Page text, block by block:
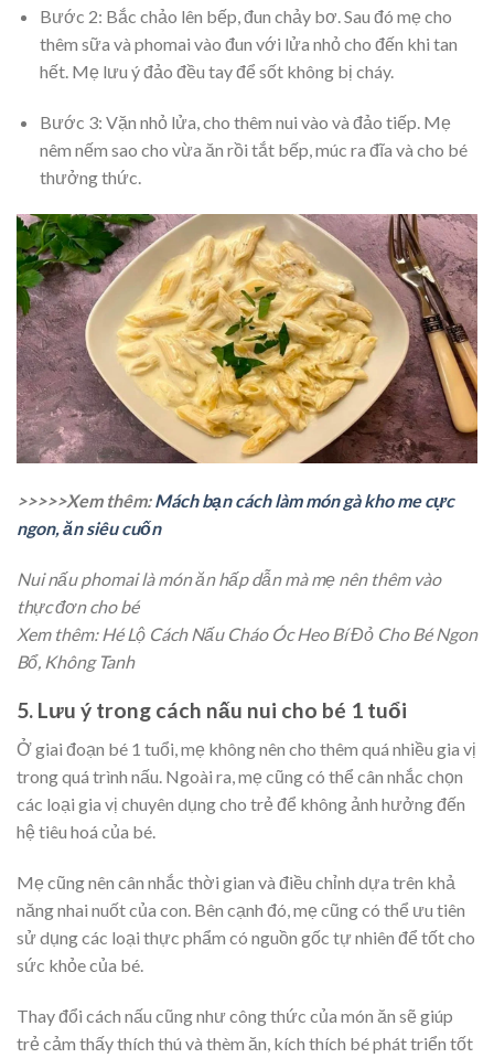
Bước 2: Bắc chảo lên bếp, đun chảy bơ. Sau đó mẹ cho
thêm sữa và phomai vào đun với lửa nhỏ cho đến khi tan
hết. Mẹ lưu ý đảo đều tay để sốt không bị cháy.
Bước 3: Vặn nhỏ lửa, cho thêm nui vào và đảo tiếp. Mẹ
nêm nếm sao cho vừa ăn rồi tắt bếp, múc ra đĩa và cho bé
thưởng thức.
>>>>>Xem thêm:Mách bạn cách làm món gà kho me cực
ngon, ăn siêu cuốn
Nui nấu phomai là món ăn hấp dẫn mà mẹ nên thêm vào
thực đơn cho bé
Xem thêm: Hé Lộ Cách Nấu Cháo Óc Heo Bí Đỏ Cho Bé Ngon
Bổ, Không Tanh
5. Lưu ý trong cách nấu nui cho bé 1 tuổi
Ở giai đoạn bé 1 tuổi, mẹ không nên cho thêm quá nhiều gia vị
trong quá trình nấu. Ngoài ra, mẹ cũng có thể cân nhắc chọn
các loại gia vị chuyên dụng cho trẻ để không ảnh hưởng đến
hệ tiêu hoá của bé.
Mẹ cũng nên cân nhắc thời gian và điều chỉnh dựa trên khả
năng nhai nuốt của con. Bên cạnh đó, mẹ cũng có thể ưu tiên
sử dụng các loại thực phẩm có nguồn gốc tự nhiên để tốt cho
sức khỏe của bé.
Thay đổi cách nấu cũng như công thức của món ăn sẽ giúp
trẻ cảm thấy thích thú và thèm ăn, kích thích bé phát triển tốt